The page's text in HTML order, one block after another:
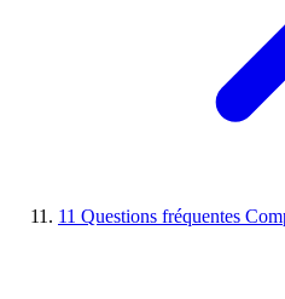
11 Questions fréquentes